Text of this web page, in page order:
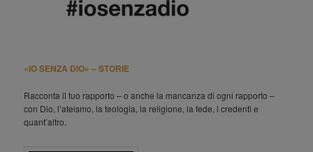
«IO SENZA DIO» – STORIE
Racconta il tuo rapporto – o anche la mancanza di ogni rapporto –
con Dio, l’ateismo, la teologia, la religione, la fede, i credenti e
quant’altro.